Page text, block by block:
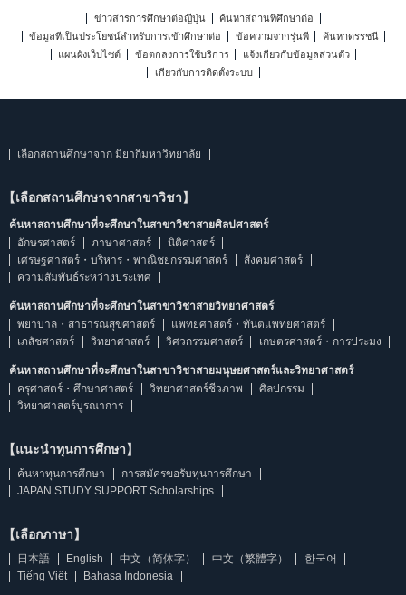
ข่าวสารการศึกษาต่อญี่ปุ่น
ค้นหาสถานที่ศึกษาต่อ
ข้อมูลที่เป็นประโยชน์สำหรับการเข้าศึกษาต่อ
ข้อความจากรุ่นพี่
ค้นหาดรรชนี
แผนผังเว็บไซต์
ข้อตกลงการใช้บริการ
แจ้งเกี่ยวกับข้อมูลส่วนตัว
เกี่ยวกับการติดตั้งระบบ
เลือกสถานศึกษาจาก มิยากิมหาวิทยาลัย
【เลือกสถานศึกษาจากสาขาวิชา】
ค้นหาสถานศึกษาที่จะศึกษาในสาขาวิชาสายศิลปศาสตร์
อักษรศาสตร์
ภาษาศาสตร์
นิติศาสตร์
เศรษฐศาสตร์・บริหาร・พาณิชยกรรมศาสตร์
สังคมศาสตร์
ความสัมพันธ์ระหว่างประเทศ
ค้นหาสถานศึกษาที่จะศึกษาในสาขาวิชาสายวิทยาศาสตร์
พยาบาล・สาธารณสุขศาสตร์
แพทยศาสตร์・ทันตแพทยศาสตร์
เภสัชศาสตร์
วิทยาศาสตร์ วิศวกรรมศาสตร์ เกษตรศาสตร์・การประมง
ค้นหาสถานศึกษาที่จะศึกษาในสาขาวิชาสายมนุษยศาสตร์และวิทยาศาสตร์
ครุศาสตร์・ศึกษาศาสตร์
วิทยาศาสตร์ชีวภาพ
ศิลปกรรม
วิทยาศาสตร์บูรณาการ
【แนะนำทุนการศึกษา】
ค้นหาทุนการศึกษา
การสมัครขอรับทุนการศึกษา
JAPAN STUDY SUPPORT Scholarships
【เลือกภาษา】
日本語 English 中文（简体字） 中文（繁體字）
한국어
Tiếng Việt
Bahasa Indonesia